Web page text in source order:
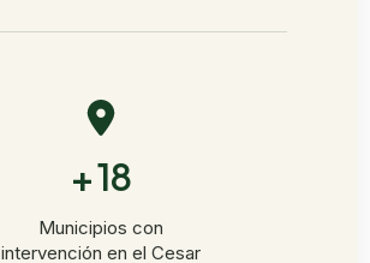
+ 18
Municipios con
intervención en el Cesar